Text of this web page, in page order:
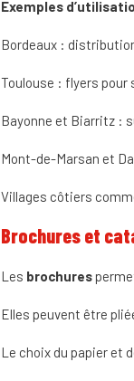
Exemples
Bordeaux :
Toulouse : flyers
Bayonne et Biarritz :
Mont-de-Marsan et
Villages côtiers
Brochures et
Les brochures
Elles peuvent être
Le choix du papier et